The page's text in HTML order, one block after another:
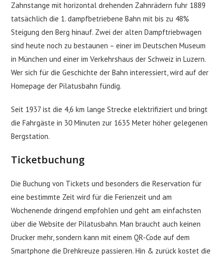
Zahnstange mit horizontal drehenden Zahnrädern fuhr 1889
tatsächlich die 1. dampfbetriebene Bahn mit bis zu 48%
Steigung den Berg hinauf. Zwei der alten Dampftriebwagen
sind heute noch zu bestaunen – einer im Deutschen Museum
in München und einer im Verkehrshaus der Schweiz in Luzern.
Wer sich für die Geschichte der Bahn interessiert, wird auf der
Homepage der Pilatusbahn fündig.
Seit 1937 ist die 4,6 km lange Strecke elektrifiziert und bringt
die Fahrgäste in 30 Minuten zur 1635 Meter höher gelegenen
Bergstation.
Ticketbuchung
Die Buchung von Tickets und besonders die Reservation für
eine bestimmte Zeit wird für die Ferienzeit und am
Wochenende dringend empfohlen und geht am einfachsten
über die Website der Pilatusbahn. Man braucht auch keinen
Drucker mehr, sondern kann mit einem QR-Code auf dem
Smartphone die Drehkreuze passieren. Hin & zurück kostet die